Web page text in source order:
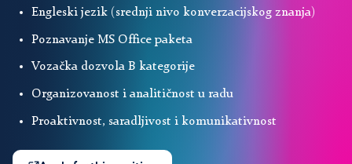
Engleski jezik (srednji nivo konverzacijskog znanja)
Poznavanje MS Office paketa
Vozačka dozvola B kategorije
Organizovanost i analitičnost u radu
Proaktivnost, saradljivost i komunikativnost